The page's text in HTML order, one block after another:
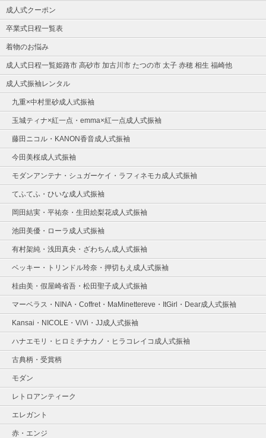
成人式クーポン
卒業式日程一覧表
着物のお悩み
成人式日程一覧姫路市 高砂市 加古川市 たつの市 太子 赤穂 相生 福崎他
成人式振袖レンタル
九重×中村里砂成人式振袖
玉城ティナ×紅一点・emma×紅一点成人式振袖
藤田ニコル・KANON香音成人式振袖
今田美桜成人式振袖
モダンアンテナ・シュガーケイ・ラフィネモカ成人式振袖
てふてふ・ひいな成人式振袖
岡田結実・平祐奈・生田絵梨花成人式振袖
池田美優・ローラ成人式振袖
有村架純・浅田真央・ざわちん成人式振袖
ベッキー・トリンドル玲奈・押切もえ成人式振袖
桂由美・假屋崎省吾・松田聖子成人式振袖
マーベラス・NINA・Coffret・MaMinettereve・ItGirl・Dear成人式振袖
Kansai・NICOLE・ViVi・JJ成人式振袖
ハナエモリ・ヒロミチナカノ・ヒラコレイコ成人式振袖
古典柄・受賞柄
モダン
レトロアンティーク
エレガント
赤・エンジ